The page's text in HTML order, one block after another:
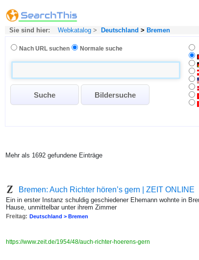
Sie sind hier: Webkatalog > Deutschland > Bremen
Nach URL suchen Normale suche
Mehr als 1692 gefundene Einträge
Bremen: Auch Richter hören’s gern | ZEIT ONLINE
Ein in erster Instanz schuldig geschiedener Ehemann wohnte in
Hause, unmittelbar unter ihrem Zimmer
Freitag: Deutschland > Bremen
https://www.zeit.de/1954/48/auch-richter-hoerens-gern